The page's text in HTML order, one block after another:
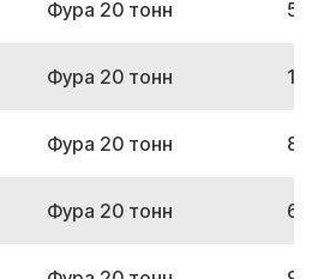
Фура 20 тонн
Фура 20 тонн
Фура 20 тонн
Фура 20 тонн